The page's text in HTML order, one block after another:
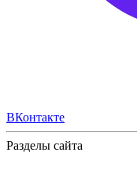
ВКонтакте
Разделы сайта